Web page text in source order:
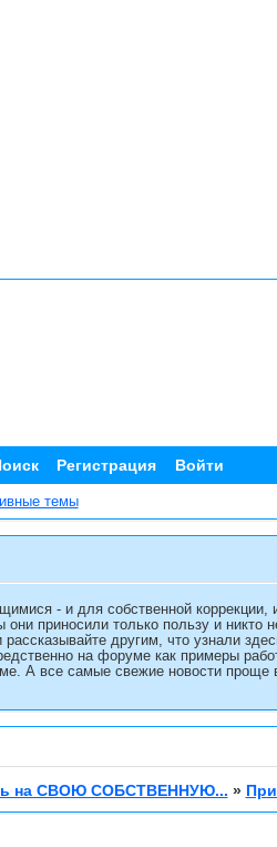
Регистрация Войти
темы
- и для собственной коррекции,
приносили только пользу и
другим, что узнали
на форуме как примеры
А все самые свежие новости
на СВОЮ СОБСТВЕННУЮ... »